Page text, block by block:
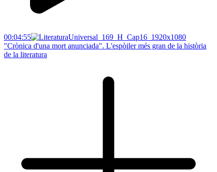
00:04:55
"Crònica d'una mort anunciada". L'espòiler més gran de la història
de la literatura